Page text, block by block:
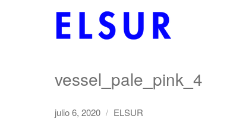
vessel_pale_pink_4
julio 6, 2020 / ELSUR